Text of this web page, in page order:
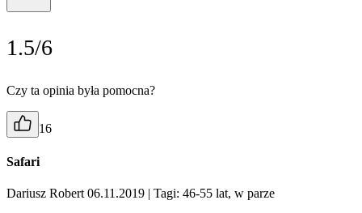
1.5/6
Czy ta opinia była pomocna?
16
Safari
Dariusz Robert 06.11.2019
| Tagi: 46-55 lat, w parze